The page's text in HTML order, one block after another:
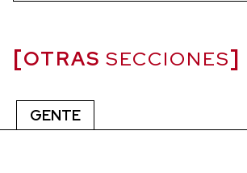
OTRAS SECCIONES
GENTE